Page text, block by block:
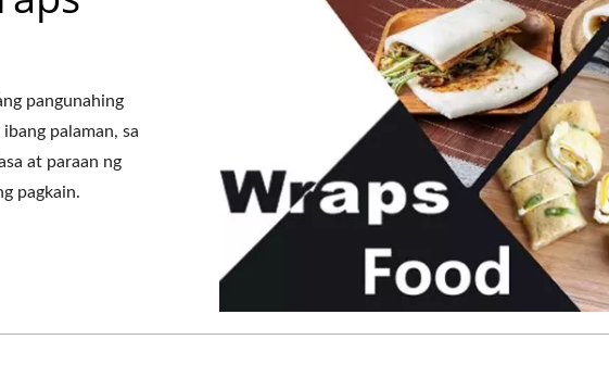
pangunahing
palaman, sa
at paraan ng
pagkain.